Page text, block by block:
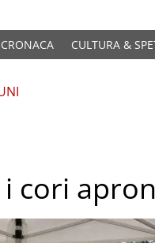
CRONACA CULTURA &
i cori